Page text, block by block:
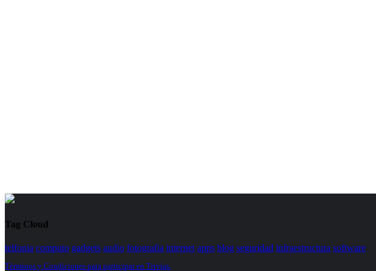
Tag Cloud
telfonia computo gadgets audio fotografia internet apps blog seguridad infraestructura software
Términos y Condiciones para participar en Trivias.